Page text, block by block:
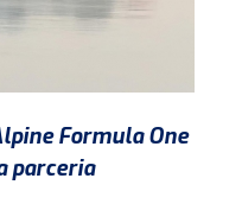
Formula One
parceria